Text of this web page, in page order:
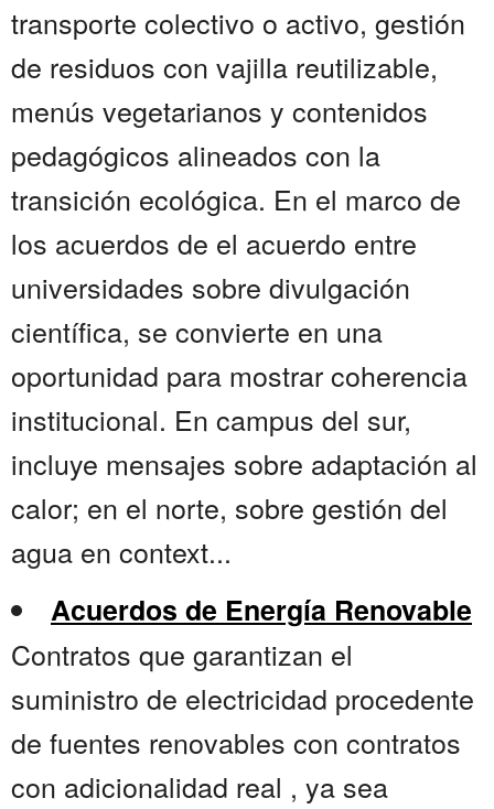
transporte colectivo o activo, gestión
de residuos con vajilla reutilizable,
menús vegetarianos y contenidos
pedagógicos alineados con la
transición ecológica. En el marco de
los acuerdos de el acuerdo entre
universidades sobre divulgación
científica, se convierte en una
oportunidad para mostrar coherencia
institucional. En campus del sur,
incluye mensajes sobre adaptación al
calor; en el norte, sobre gestión del
agua en context...
Acuerdos de Energía Renovable
Contratos que garantizan el
suministro de electricidad procedente
de fuentes renovables con contratos
con adicionalidad real , ya sea